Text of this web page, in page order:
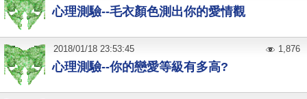
心理測驗--毛衣顏色測出你的愛情觀
心理測驗--你的戀愛等級有多高?
2018/01/18 23:53:45 1,876